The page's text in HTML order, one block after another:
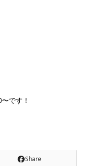
です！
Share